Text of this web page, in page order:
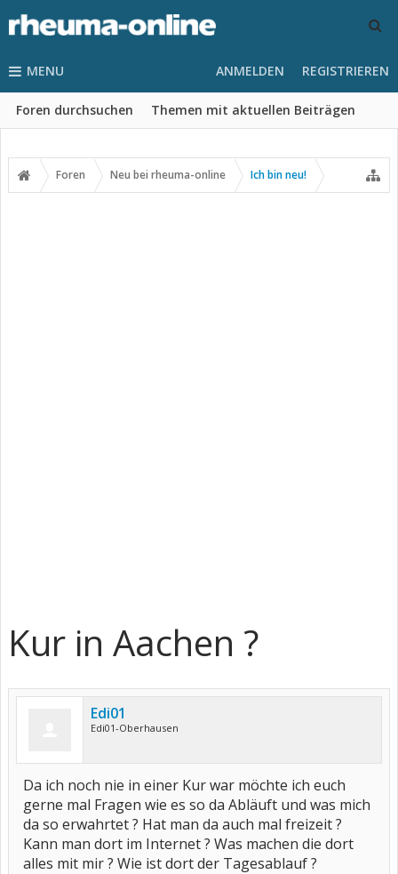
MENU
Foren durchsuchen Themen mit aktuellen Beiträgen
ANMELDEN REGISTRIEREN
Foren Neu bei rheuma-online Ich bin neu!
Kur in Aachen ?
Edi01
Edi01-Oberhausen
Da ich noch nie in einer Kur war möchte ich euch
gerne mal Fragen wie es so da Abläuft und was mich
da so erwahrtet ? Hat man da auch mal freizeit ?
Kann man dort im Internet ? Was machen die dort
alles mit mir ? Wie ist dort der Tagesablauf ?